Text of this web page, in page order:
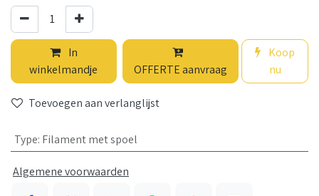
In
winkelmandje
OFFERTE aanvraag
Koop
nu
Toevoegen aan verlanglijst
Type: Filament met spoel
Algemene voorwaarden